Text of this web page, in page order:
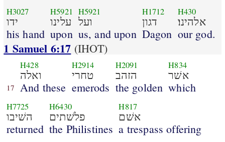
H3027
ידו
his hand
H5921
עלינו
upon
H5921
ועל
us, and upon
H1712
דגון
Dagon
H430
אלהינו׃
our god.
1 Samuel 6:17 (IHOT)
17
H428
ואלה
And these
H2914
טחרי
emerods
H2091
הזהב
the golden
H834
אשׁר
which
H7725
השׁיבו
returned
H6430
פלשׁתים
the Philistines
H817
אשׁם
a trespass offering